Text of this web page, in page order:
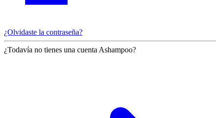
¿Olvidaste la contraseña?
¿Todavía no tienes una cuenta Ashampoo?